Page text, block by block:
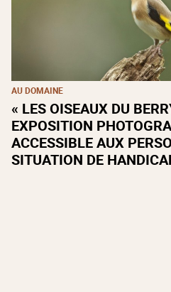
AU DOMAINE
« LES OISEAUX DU
EXPOSITION
ACCESSIBLE AUX
SITUATION DE